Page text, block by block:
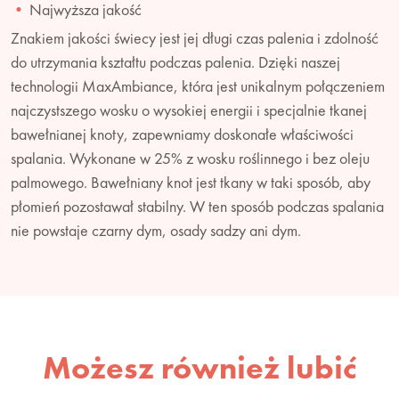
Najwyższa jakość
Znakiem jakości świecy jest jej długi czas palenia i zdolność
do utrzymania kształtu podczas palenia. Dzięki naszej
technologii MaxAmbiance, która jest unikalnym połączeniem
najczystszego wosku o wysokiej energii i specjalnie tkanej
bawełnianej knoty, zapewniamy doskonałe właściwości
spalania. Wykonane w 25% z wosku roślinnego i bez oleju
palmowego. Bawełniany knot jest tkany w taki sposób, aby
płomień pozostawał stabilny. W ten sposób podczas spalania
nie powstaje czarny dym, osady sadzy ani dym.
Możesz również lubić